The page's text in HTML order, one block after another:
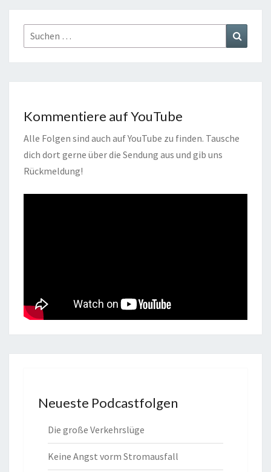
Suchen
nach:
Kommentiere auf YouTube
Alle Folgen sind auch auf YouTube zu finden. Tausche
dich dort gerne über die Sendung aus und gib uns
Rückmeldung!
Neueste Podcastfolgen
Die große Verkehrslüge
Keine Angst vorm Stromausfall